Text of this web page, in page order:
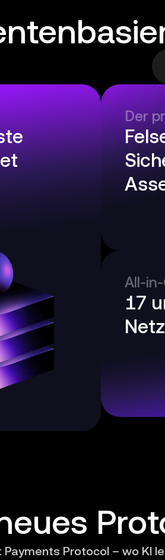
Der
All-
17
Payments Protocol – wo KI